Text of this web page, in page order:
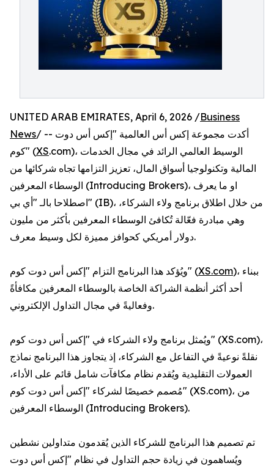
UNITED ARAB EMIRATES, April 6, 2026 /Business
News/ -- أكدت مجموعة إكس أس العالمية "إكس أس دوت
كوم" (XS.com)، الوسيط العالمي الرائد في مجال الخدمات
المالية وتكنولوجيا أسواق المال، تعزيز التزامها تجاه شركائها من
الوسطاء المعرفين (Introducing Brokers)، او ما يعرف
اصطلاحا بالـ "أي بي" (IB)، من خلال اطلاق برنامج ولاء الشركاء،
وهي مبادرة فعّالة تُكافئ الوسطاء المعرفين بأكثر من مليون
دولار أمريكي كحوافز مميزة لكل وسيط معرف.
ويُؤكد هذا البرنامج التزام "إكس أس دوت كوم" (XS.com)، ببناء
أحد أكثر أنظمة الشراكة الخاصة بالوسطاء المعرفين مكافأةً
وفعاليةً في مجال التداول الإلكتروني.
ويُمثل برنامج ولاء الشركاء في "إكس أس دوت كوم" (XS.com)،
نقلةً نوعيةً في التفاعل مع الشركاء، إذ يتجاوز هذا البرنامج نماذج
العمولات التقليدية ويُقدم نظام مكافآت شامل قائم على الأداء،
مُصمم خصيصًا لشركاء "إكس أس دوت كوم" (XS.com)، من
الوسطاء المعرفين (Introducing Brokers).
تم تصميم هذا البرنامج للشركاء الذين يُقدمون متداولين نشطين
ويُساهمون في زيادة حجم التداول في نظام "إكس أس دوت